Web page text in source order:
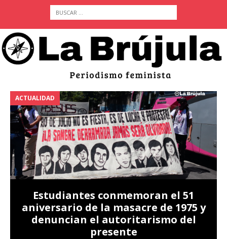
ACTUALIDAD
Estudiantes conmemoran el 51
aniversario de la masacre de 1975 y
denuncian el autoritarismo del
presente